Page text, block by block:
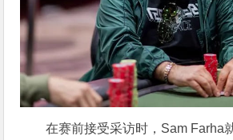
在赛前接受采访时，Sam Farha